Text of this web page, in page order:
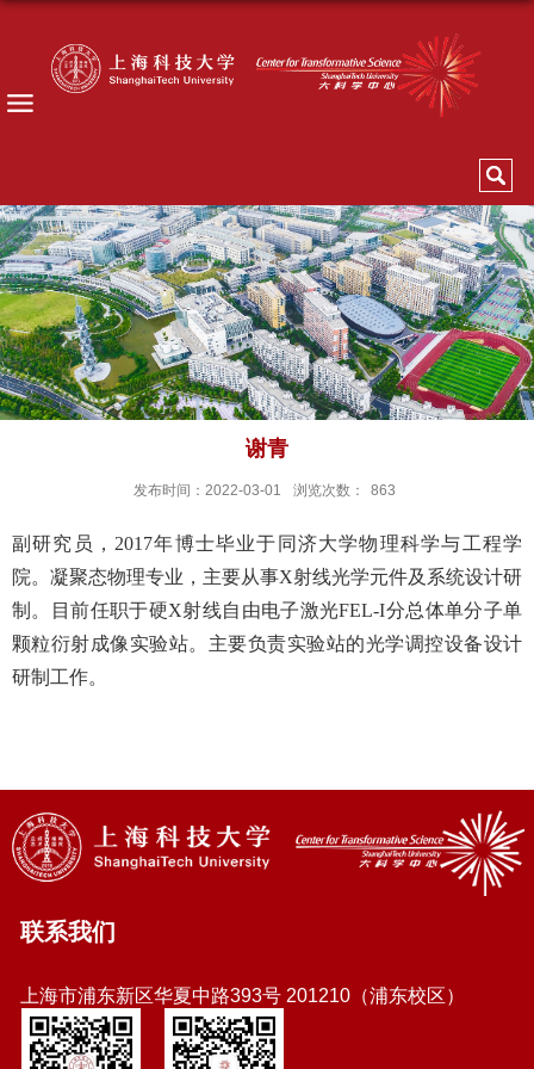
谢青
发布时间：2022-03-01 浏览次数： 863
副研究员，2017年博士毕业于同济大学物理科学与工程学
院。凝聚态物理专业，主要从事X射线光学元件及系统设计研
制。目前任职于硬X射线自由电子激光FEL-I分总体单分子单
颗粒衍射成像实验站。主要负责实验站的光学调控设备设计
研制工作。
联系我们
上海市浦东新区华夏中路393号 201210（浦东校区）